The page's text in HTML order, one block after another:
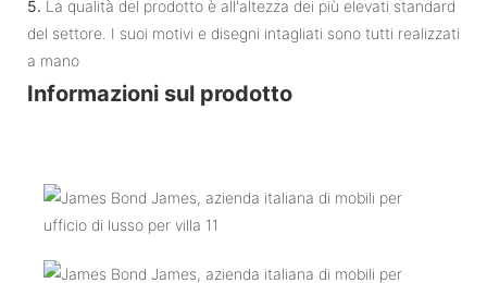
5. La qualità del prodotto è all'altezza dei più elevati standard
del settore. I suoi motivi e disegni intagliati sono tutti realizzati
a mano
Informazioni sul prodotto